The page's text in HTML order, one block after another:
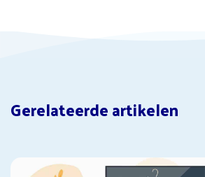
Gerelateerde artikelen